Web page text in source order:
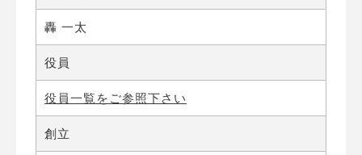
轟 一太
役員
役員一覧をご参照下さい
創立